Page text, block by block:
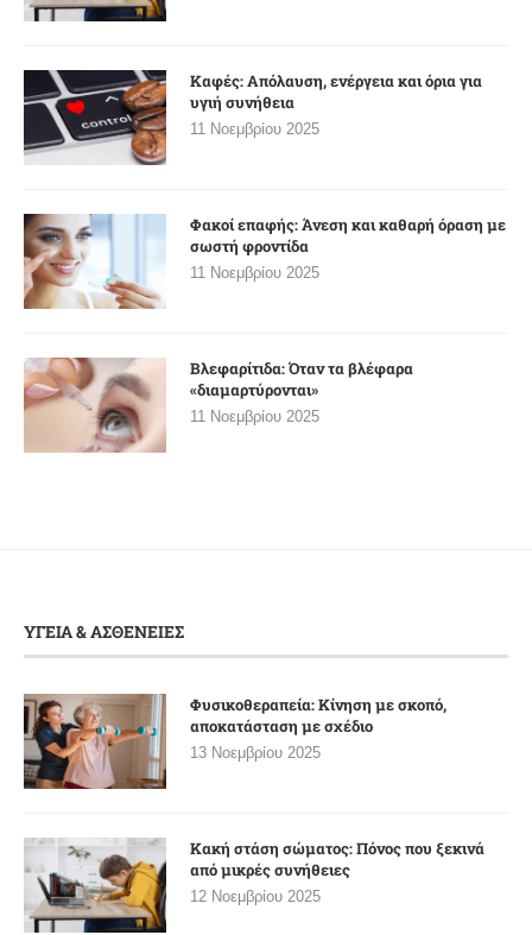
Καφές: Απόλαυση, ενέργεια και όρια για
υγιή συνήθεια
11 Νοεμβρίου 2025
Φακοί επαφής: Άνεση και καθαρή όραση με
σωστή φροντίδα
11 Νοεμβρίου 2025
Βλεφαρίτιδα: Όταν τα βλέφαρα
«διαμαρτύρονται»
11 Νοεμβρίου 2025
ΥΓΕΙΑ & ΑΣΘΕΝΕΙΕΣ
Φυσικοθεραπεία: Κίνηση με σκοπό,
αποκατάσταση με σχέδιο
13 Νοεμβρίου 2025
Κακή στάση σώματος: Πόνος που ξεκινά
από μικρές συνήθειες
12 Νοεμβρίου 2025